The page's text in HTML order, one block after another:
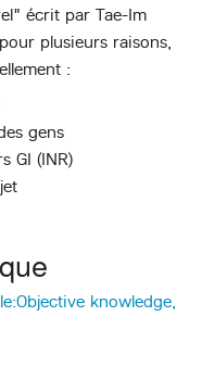
écrit par Tae-Im
plusieurs raisons,
:
gens
GI (INR)
knowledge,